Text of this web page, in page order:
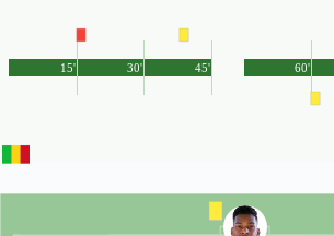
45'
15' 30' 60'